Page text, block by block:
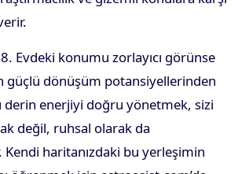
Evdeki konumu zorlayıcı görünse
güçlü dönüşüm potansiyellerinden
derin enerjiyi doğru yönetmek, sizi
değil, ruhsal olarak da
haritanızdaki bu yerleşimin